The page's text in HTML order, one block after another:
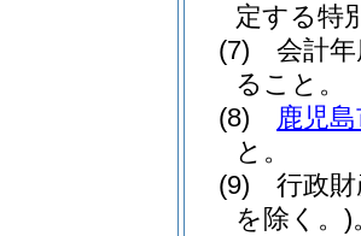
定する特
(7)
会計
ること。
(8)
鹿児
と。
(9)
行政
を除く。)